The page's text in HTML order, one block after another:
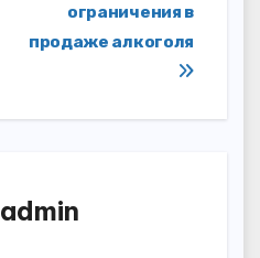
ограничения в
продаже алкоголя
admin